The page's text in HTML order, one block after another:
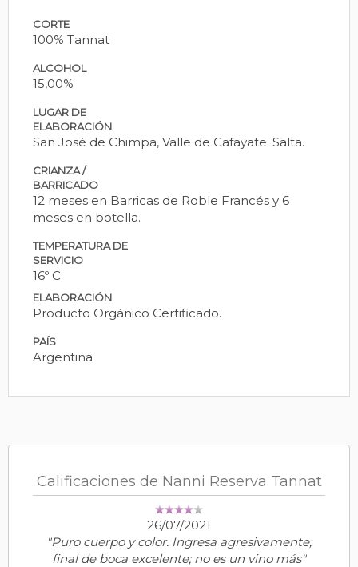
CORTE
100% Tannat
ALCOHOL
15,00%
LUGAR DE
ELABORACIÓN
San José de Chimpa, Valle de Cafayate. Salta.
CRIANZA /
BARRICADO
12 meses en Barricas de Roble Francés y 6
meses en botella.
TEMPERATURA DE
SERVICIO
16º C
ELABORACIÓN
Producto Orgánico Certificado.
PAÍS
Argentina
Calificaciones de Nanni Reserva Tannat
26/07/2021
"Puro cuerpo y color. Ingresa agresivamente;
final de boca excelente; no es un vino más"